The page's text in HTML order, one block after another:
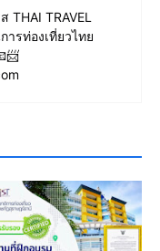
THAI TRAVEL
รท่องเที่ยวไทย